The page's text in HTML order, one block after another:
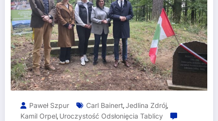
Paweł Szpur Carl Bainert,Jedlina Zdrój,
Kamil Orpel, Uroczystość Odsłonięcia Tablicy